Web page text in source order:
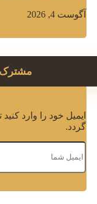
آگوست 4, 2026
مشترک
ایمیل خود را وارد
گردد.